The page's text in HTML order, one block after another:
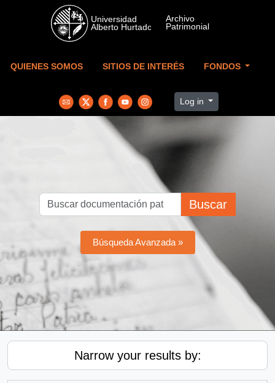
Skip to main content
QUIENES SOMOS SITIOS DE INTERÉS FONDOS
Log in
Buscar
Búsqueda Avanzada »
Narrow your results by: